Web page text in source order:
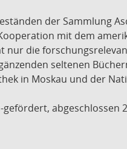
der Sammlung
mit dem
nur die
seltenen
in Moskau und der
gefördert, abgeschlossen